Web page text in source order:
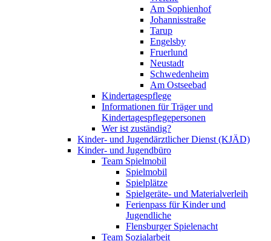
Am Sophienhof
Johannisstraße
Tarup
Engelsby
Fruerlund
Neustadt
Schwedenheim
Am Ostseebad
Kindertagespflege
Informationen für Träger und
Kindertagespflegepersonen
Wer ist zuständig?
Kinder- und Jugendärztlicher Dienst (KJÄD)
Kinder- und Jugendbüro
Team Spielmobil
Spielmobil
Spielplätze
Spielgeräte- und Materialverleih
Ferienpass für Kinder und
Jugendliche
Flensburger Spielenacht
Team Sozialarbeit